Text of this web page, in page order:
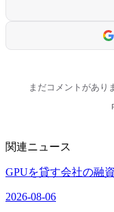
関連ニュース
GPUを貸す会社の融
2026-08-06